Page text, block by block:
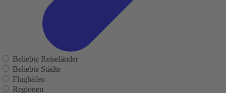
Beliebte Reiseländer
Beliebte Städte
Flughäfen
Regionen